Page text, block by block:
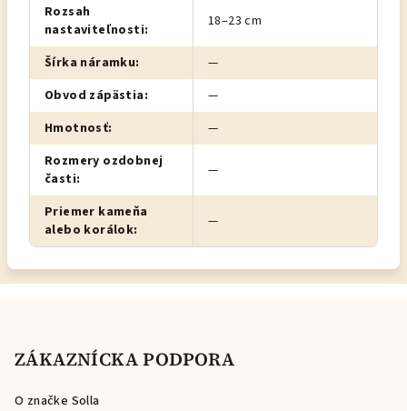
Rozsah
nastaviteľnosti: 18–23 cm
Šírka náramku:
—
Obvod zápästia:
—
Hmotnosť:
—
Rozmery ozdobnej
časti: —
Priemer kameňa
alebo korálok: —
ZÁKAZNÍCKA PODPORA
O značke Solla